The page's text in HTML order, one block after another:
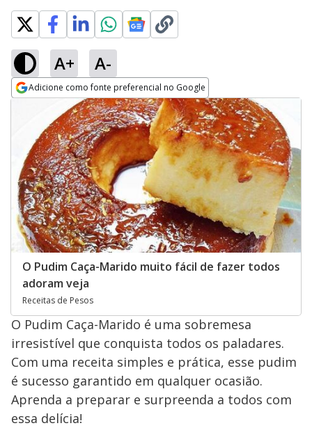
A+ A-
Adicione como fonte preferencial no Google
Opens in new window
O Pudim Caça-Marido muito fácil de fazer todos
adoram veja
Receitas de Pesos
O Pudim Caça-Marido é uma sobremesa
irresistível que conquista todos os paladares.
Com uma receita simples e prática, esse pudim
é sucesso garantido em qualquer ocasião.
Aprenda a preparar e surpreenda a todos com
essa delícia!